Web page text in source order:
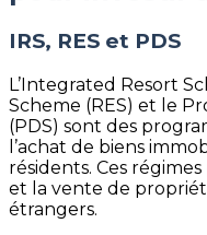
IRS, RES et PDS
L’Integrated Resort
Scheme (RES) et le
(PDS) sont des
l’achat de biens
résidents. Ces
et la vente de
étrangers.